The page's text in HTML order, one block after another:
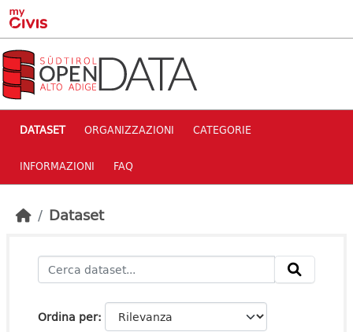
Skip to main content
DATASET ORGANIZZAZIONI CATEGORIE
INFORMAZIONI FAQ
Dataset
Ordina per